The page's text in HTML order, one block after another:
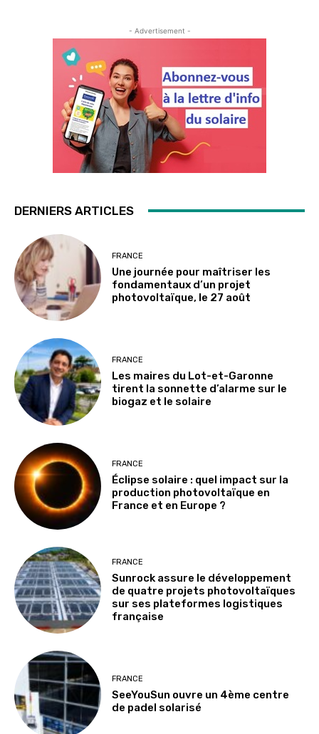
- Advertisement -
DERNIERS ARTICLES
FRANCE
Une journée pour maîtriser les
fondamentaux d’un projet
photovoltaïque, le 27 août
FRANCE
Les maires du Lot-et-Garonne
tirent la sonnette d’alarme sur le
biogaz et le solaire
FRANCE
Éclipse solaire : quel impact sur la
production photovoltaïque en
France et en Europe ?
FRANCE
Sunrock assure le développement
de quatre projets photovoltaïques
sur ses plateformes logistiques
française
FRANCE
SeeYouSun ouvre un 4ème centre
de padel solarisé